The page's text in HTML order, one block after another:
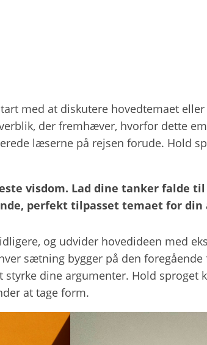
med at diskutere hovedtemaet
der fremhæver, hvorfor dette
læserne på rejsen forude. Hold
visdom. Lad dine tanker falde
perfekt tilpasset temaet for din
og udvider hovedideen med
sætning bygger på den
dine argumenter. Hold
at tage form.